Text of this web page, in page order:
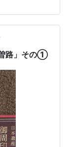
ったとは驚
れるC57 1号
中の故障で長
ていまし
曽路」その①